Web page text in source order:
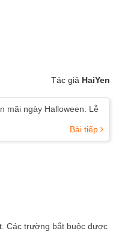
Tác giả HaiYen
mãi ngày Halloween: Lễ
Bài tiếp
Các trường bắt buộc được